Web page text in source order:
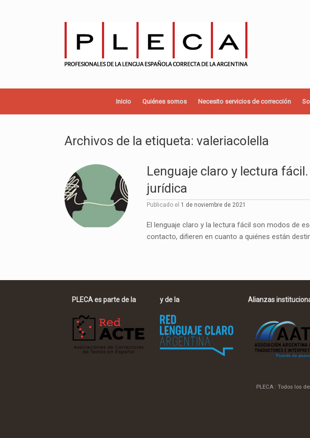
Inicio Quiénes somos Necesito servicios de corrección
Archivos de la etiqueta: valeriacolella
Lenguaje claro y lectura
jurídica
Publicado el 1 de noviembre de 2021
El lenguaje claro y la lectura fácil son modos de
contacto, difieren en cuanto a quiénes están
PLECA es parte de la y de la Alianzas
PLECA : Todos los